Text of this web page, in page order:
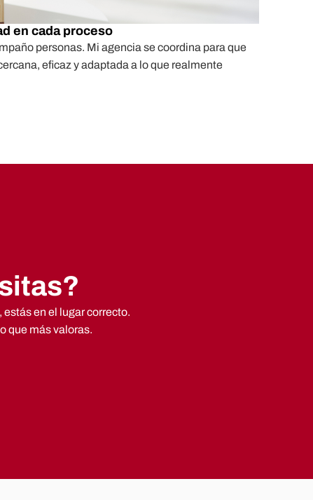
en cada proceso
personas. Mi agencia se coordina para que
eficaz y adaptada a lo que realmente
en el lugar correcto.
que más valoras.